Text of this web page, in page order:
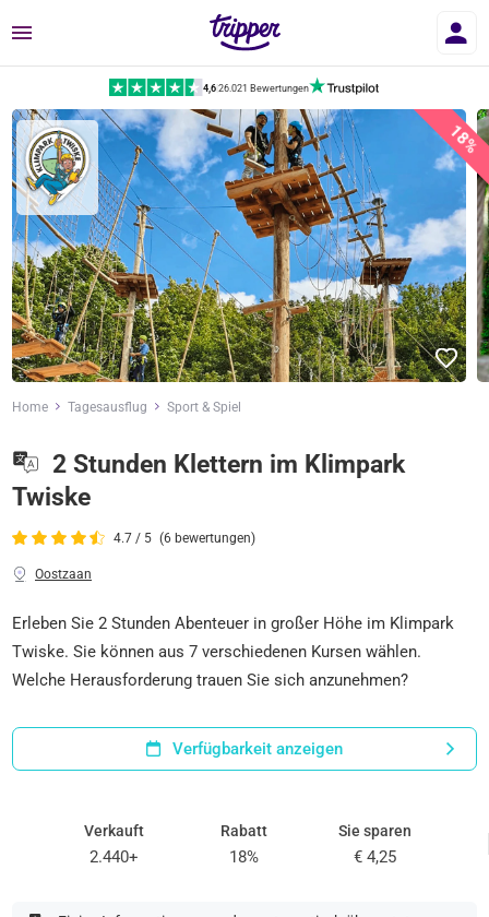
Menü
4,6|26.021 Bewertungen
18%
Home Tagesausflug Sport & Spiel
2 Stunden Klettern im Klimpark
Twiske
4.7 / 5 (6 bewertungen)
Oostzaan
Erleben Sie 2 Stunden Abenteuer in großer Höhe im Klimpark
Twiske. Sie können aus 7 verschiedenen Kursen wählen.
Welche Herausforderung trauen Sie sich anzunehmen?
Verfügbarkeit anzeigen
Verkauft
2.440+
Rabatt
18%
Sie sparen
€ 4,25